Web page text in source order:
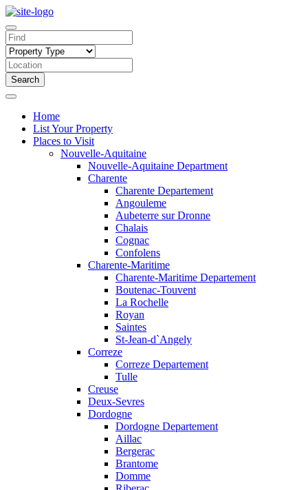
Search
Home
List Your Property
Places to Visit
Nouvelle-Aquitaine
Nouvelle-Aquitaine Department
Charente
Charente Departement
Angouleme
Aubeterre sur Dronne
Chalais
Cognac
Confolens
Charente-Maritime
Charente-Maritime Departement
Boutenac-Touvent
La Rochelle
Royan
Saintes
St-Jean-d`Angely
Correze
Correze Departement
Tulle
Creuse
Deux-Sevres
Dordogne
Dordogne Departement
Aillac
Bergerac
Brantome
Domme